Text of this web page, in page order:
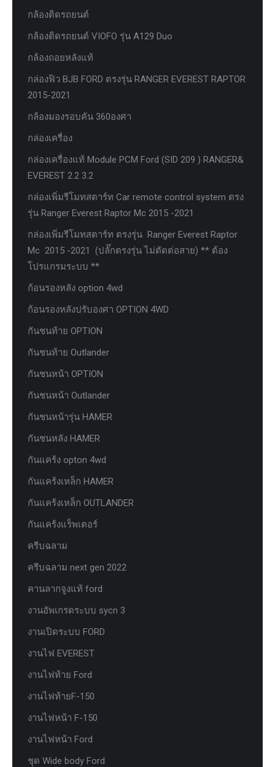
กล้องติดรถยนต์
กล้องติดรถยนต์ VIOFO รุ่น A129 Duo
กล้องถอยหลังแท้
กล่องฟิว BJB FORD ตรงรุ่น RANGER EVEREST RAPTOR
2015-2021
กล้องมองรอบคัน 360องศา
กล่องเครื่อง
กล่องเครื่องแท้ Module PCM Ford (SID 209 ) RANGER&
EVEREST 2.2 3.2
กล่องเพิ่มรีโมทสตาร์ท Car remote control system ตรง
รุ่น Ranger Everest Raptor Mc 2015 -2021
กล่องเพิ่มรีโมทสตาร์ท ตรงรุ่น Ranger Everest Raptor
Mc 2015 -2021 (ปลั๊กตรงรุ่น ไม่ตัดต่อสาย) ** ต้อง
โปรแกรมระบบ **
ก้อนรองหลัง option 4wd
ก้อนรองหลังปรับองศา OPTION 4WD
กันชนท้าย OPTION
กันชนท้าย Outlander
กันชนหน้า OPTION
กันชนหน้า Outlander
กันชนหน้ารุ่น HAMER
กันชนหลัง HAMER
กันแคร้ง opton 4wd
กันแคร้งเหล็ก HAMER
กันแคร้งเหล็ก OUTLANDER
กันแคร้งแร็พเตอร์
ครีบฉลาม
ครีบฉลาม next gen 2022
คานลากจูงแท้ ford
งานอัพเกรดระบบ sycn 3
งานเปิดระบบ FORD
งานไฟ EVEREST
งานไฟท้าย Ford
งานไฟท้ายF-150
งานไฟหน้า F-150
งานไฟหน้า Ford
ชุด Wide body Ford